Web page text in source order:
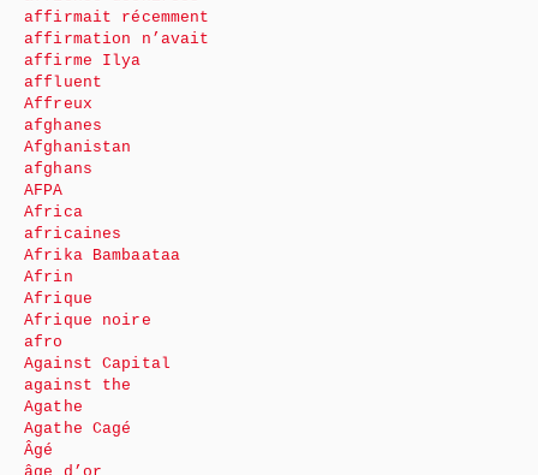
affirmait récemment
affirmation n’avait
affirme Ilya
affluent
Affreux
afghanes
Afghanistan
afghans
AFPA
Africa
africaines
Afrika Bambaataa
Afrin
Afrique
Afrique noire
afro
Against Capital
against the
Agathe
Agathe Cagé
Âgé